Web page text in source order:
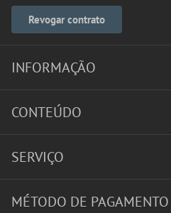
Revogar contrato
INFORMAÇÃO
CONTEÚDO
SERVIÇO
MÉTODO DE PAGAMENTO